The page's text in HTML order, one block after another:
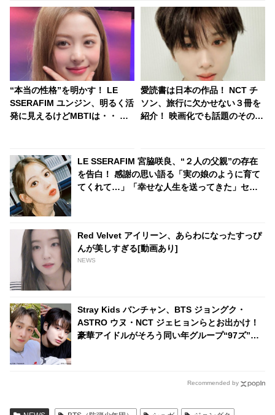
“本当の性格”を明かす！ LE
SSERAFIM ユンジン、明るく活
発に見えるけどMBTIは・・ カ
愛読書は日本の作品！ NCT チ
ソン、旅行に欠かせない３冊を
紹介！ 映画化でも話題のその作
LE SSERAFIM 宮脇咲良、“２人の父親”の存在
を告白！ 感謝の思い語る「実の娘のように育て
てくれて…」「幸せな人生を送ってきた」セン
Red Velvet アイリーン、あらわになったすっぴ
んが美しすぎる[動画あり]
NEWS
Stray Kids バンチャン、BTS ジョングク・
ASTRO ウヌ・NCT ジェヒョンらとお出かけ！
豪華アイドルがそろう同い年グループ“97ズ”に
Recommended by